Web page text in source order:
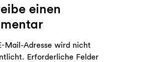
einen
Mail-Adresse wird nicht
Erforderliche Felder